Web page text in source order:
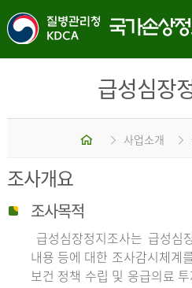
급성심장
홈 사업소개
조사개요
조사목적
급성심장정지조사는 급성
내용 등에 대한 조사감시체계
보건 정책 수립 및 응급의료